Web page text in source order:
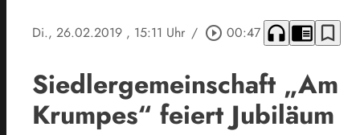
Di., 26.02.2019 , 15:11 Uhr / play_circle_outline 00:47 headphones chrome_reader_mode bookmark_border
Siedlergemeinschaft „Am
Krumpes“ feiert Jubiläum